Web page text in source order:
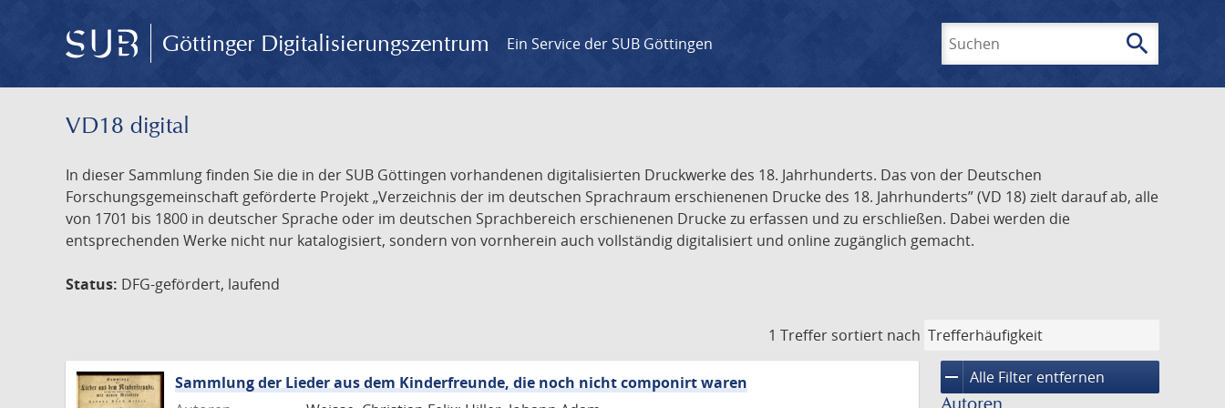
Göttinger Digitalisierungszentrum Ein Service der SUB Göttingen search
VD18 digital
In dieser Sammlung finden Sie die in der SUB Göttingen vorhandenen digitalisierten Druckwerke des 18. Jahrhunderts. Das von der Deutschen
Forschungsgemeinschaft geförderte Projekt „Verzeichnis der im deutschen Sprachraum erschienenen Drucke des 18. Jahrhunderts” (VD 18) zielt darauf ab, alle
von 1701 bis 1800 in deutscher Sprache oder im deutschen Sprachbereich erschienenen Drucke zu erfassen und zu erschließen. Dabei werden die
entsprechenden Werke nicht nur katalogisiert, sondern von vornherein auch vollständig digitalisiert und online zugänglich gemacht.
Status: DFG-gefördert, laufend
1 Treffer sortiert nach
remove Alle Filter entfernen
Sammlung der Lieder aus dem Kinderfreunde, die noch nicht componirt waren